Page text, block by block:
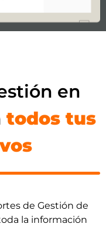
en
todos tus
de Gestión de
la información